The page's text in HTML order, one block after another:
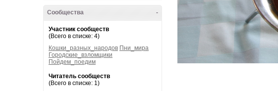
-
Сообщества
Участник сообществ
(Всего в списке: 4)
Кошки_разных_народов Пни_мира
Городские_взломщики
Пойдем_поедим
Читатель сообществ
(Всего в списке: 1)